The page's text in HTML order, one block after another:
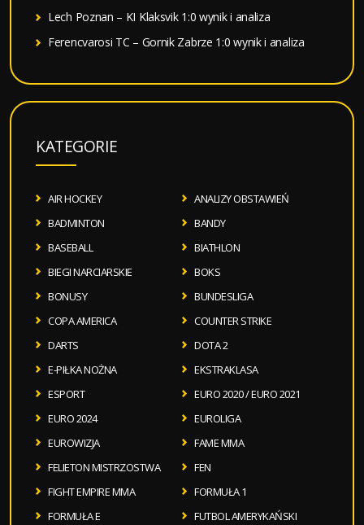
Lech Poznan – KI Klaksvik 1:0 wynik i analiza
Ferencvarosi TC – Gornik Zabrze 1:0 wynik i analiza
KATEGORIE
AIR HOCKEY
ANALIZY OBSTAWIEŃ
BADMINTON
BANDY
BASEBALL
BIATHLON
BIEGI NARCIARSKIE
BOKS
BONUSY
BUNDESLIGA
COPA AMERICA
COUNTER STRIKE
DARTS
DOTA 2
E-PIŁKA NOŻNA
EKSTRAKLASA
ESPORT
EURO 2020 / EURO 2021
EURO 2024
EUROLIGA
EUROWIZJA
FAME MMA
FELIETON MISTRZOSTWA
FEN
FIGHT EMPIRE MMA
FORMUŁA 1
FORMUŁA E
FUTBOL AMERYKAŃSKI